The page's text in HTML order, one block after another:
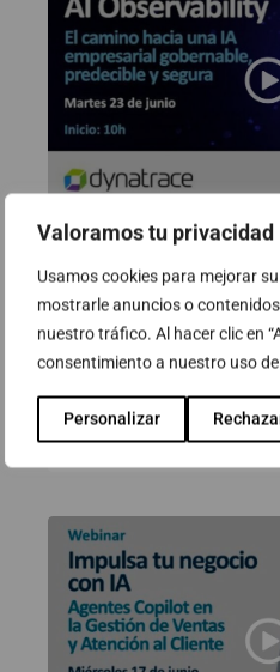
Valoramos tu privacidad
Usamos cookies para mejorar
mostrarle anuncios o
nuestro tráfico. Al hacer clic en
consentimiento a nuestro uso
Personalizar
camino hacia una
gobernable,
23 de junio de 2026
Ver